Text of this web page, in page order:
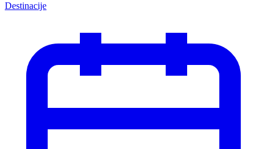
Destinacije